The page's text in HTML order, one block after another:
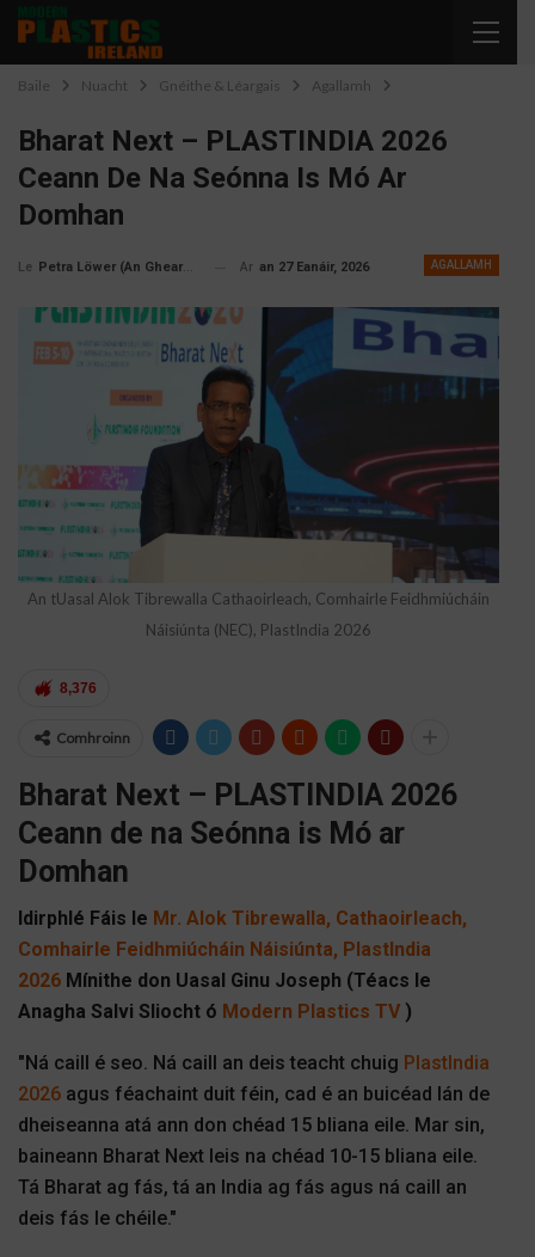
Baile Nuacht Gnéithe & Léargais Agallamh
Bharat Next – PLASTINDIA 2026
Ceann De Na Seónna Is Mó Ar
Domhan
AGALLAMH
Le Petra Löwer (An Ghearmáin) Ar an 27 Eanáir, 2026
An tUasal Alok Tibrewalla Cathaoirleach, Comhairle Feidhmiúcháin
Náisiúnta (NEC), PlastIndia 2026
8,376
Comhroinn
Bharat Next – PLASTINDIA 2026
Ceann de na Seónna is Mó ar
Domhan
Idirphlé Fáis le Mr. Alok Tibrewalla, Cathaoirleach,
Comhairle Feidhmiúcháin Náisiúnta, PlastIndia
2026 Mínithe don Uasal Ginu Joseph (Téacs le
Anagha Salvi Sliocht ó Modern Plastics TV )
"Ná caill é seo. Ná caill an deis teacht chuig PlastIndia
2026 agus féachaint duit féin, cad é an buicéad lán de
dheiseanna atá ann don chéad 15 bliana eile. Mar sin,
baineann Bharat Next leis na chéad 10-15 bliana eile.
Tá Bharat ag fás, tá an India ag fás agus ná caill an
deis fás le chéile."